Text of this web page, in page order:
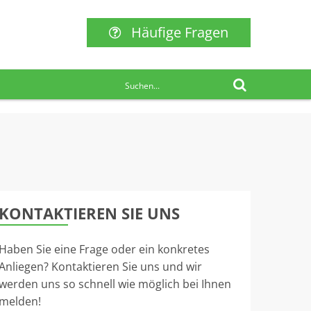
Häufige Fragen
KONTAKTIEREN SIE UNS
Haben Sie eine Frage oder ein konkretes
Kontaktieren Sie uns und wir
uns so schnell wie möglich bei Ihnen
melden!